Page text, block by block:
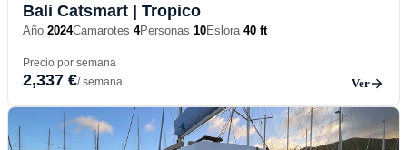
Bali Catsmart | Tropico
Año 2024Camarotes 4Personas 10Eslora 40 ft
Precio por semana
2,337 €/ semana Ver